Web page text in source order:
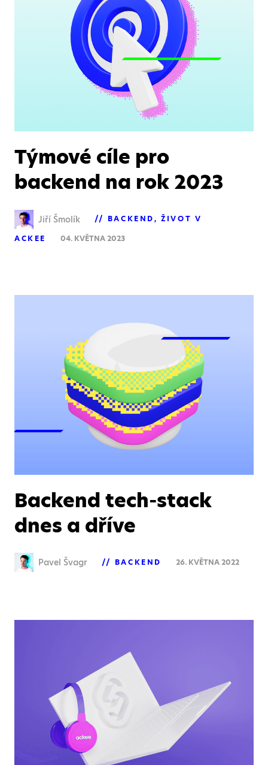
Týmové cíle pro
backend na rok 2023
Jiří Šmolík BACKEND
ŽIVOT V
ACKEE
04. KVĚTNA 2023
Backend tech-stack
dnes a dříve
Pavel Švagr BACKEND 26. KVĚTNA 2022